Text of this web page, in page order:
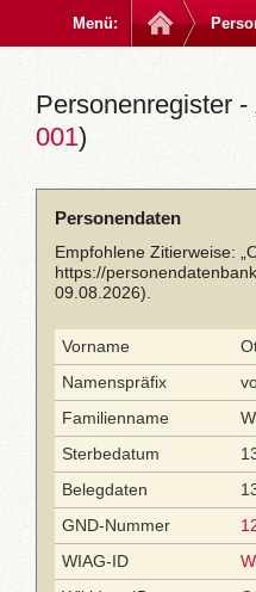
Menü:
Personenregister -
001)
Personendaten
Empfohlene Zitierweise:
https://
09.08.2026).
Vorname
Namenspräfix
Familienname
Sterbedatum
Belegdaten
GND-Nummer
WIAG-ID